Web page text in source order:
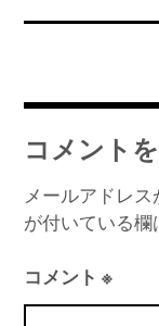
稿
ナ
ビ
ゲ
ー
シ
ョ
コメント
メールアドレス
が付いている欄
コメント※